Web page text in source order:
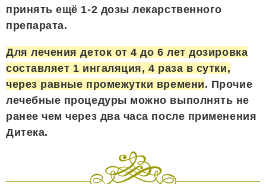
принять ещё 1-2 дозы лекарственного
препарата.
Для лечения деток от 4 до 6 лет дозировка
составляет 1 ингаляция, 4 раза в сутки,
через равные промежутки времени. Прочие
лечебные процедуры можно выполнять не
ранее чем через два часа после применения
Дитека.